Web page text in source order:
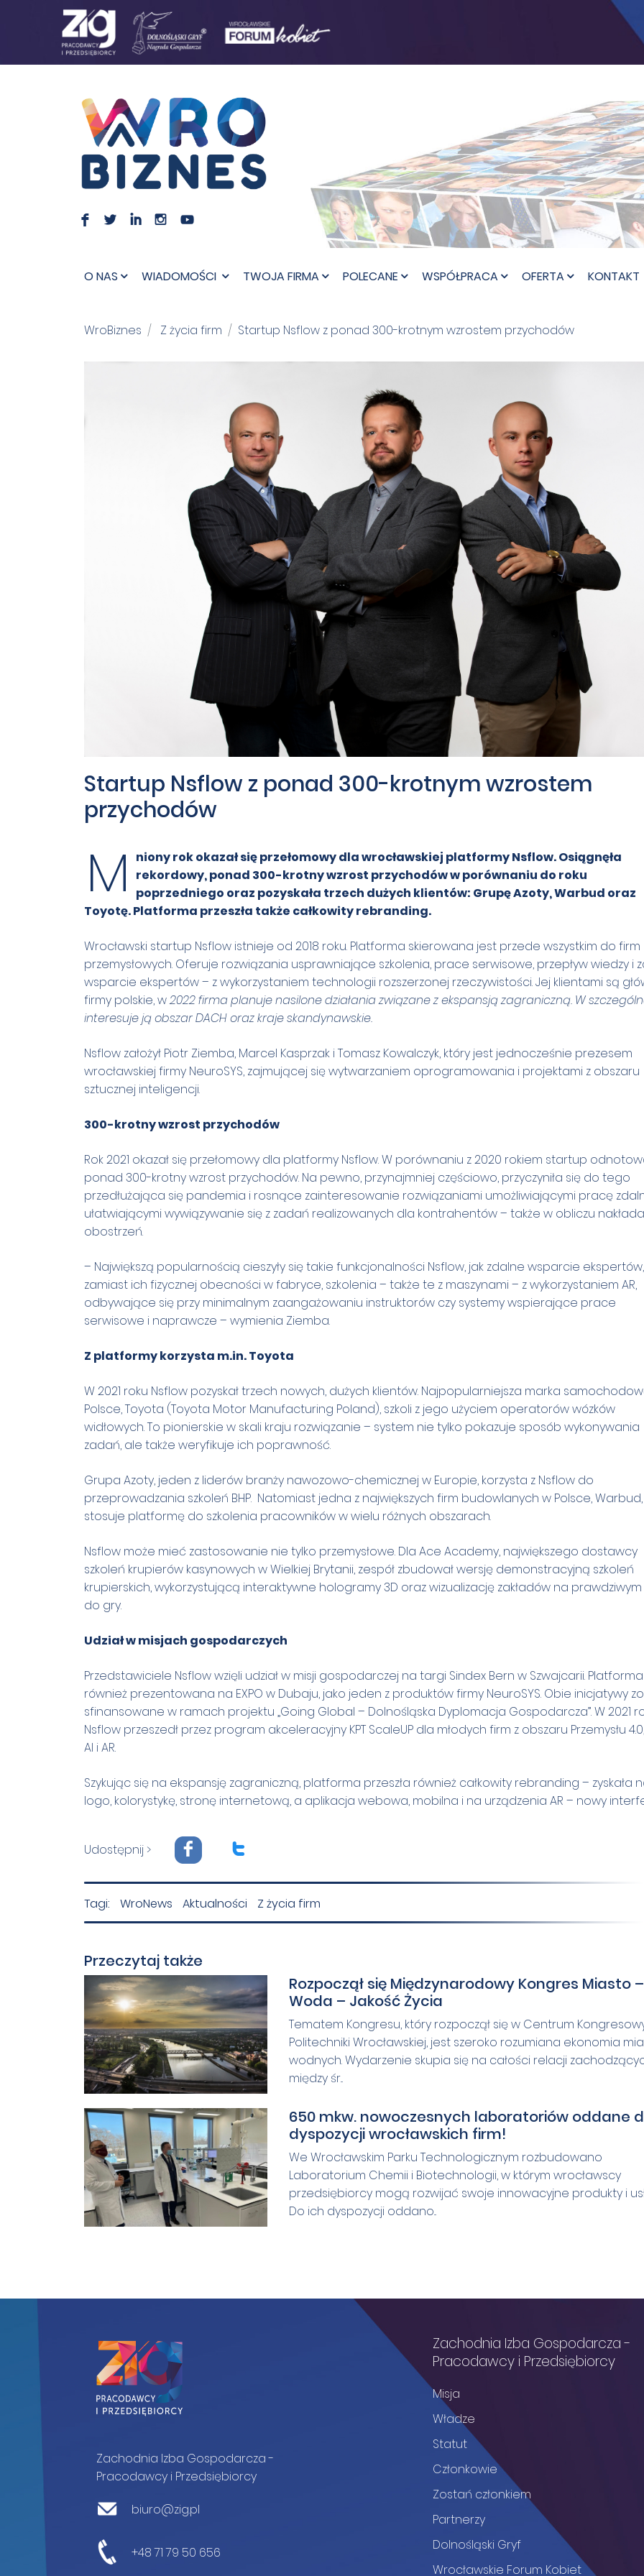
F L I I
O NAS WIADOMOŚCI TWOJA FIRMA POLECANE WSPÓŁPRACA OFERTA KONTAKT
WroBiznes Z życia firm Startup Nsflow z ponad 300-krotnym wzrostem przychodów
Startup Nsflow z ponad 300-krotnym wzrostem
przychodów
M
niony rok okazał się przełomowy dla wrocławskiej platformy Nsflow. Osiągnęła
rekordowy, ponad 300-krotny wzrost przychodów w porównaniu do roku
poprzedniego oraz pozyskała trzech dużych klientów: Grupę Azoty, Warbud oraz
Toyotę. Platforma przeszła także całkowity rebranding.
Wrocławski startup Nsflow istnieje od 2018 roku. Platforma skierowana jest przede wszystkim do firm
przemysłowych. Oferuje rozwiązania usprawniające szkolenia, prace serwisowe, przepływ wiedzy i
wsparcie ekspertów – z wykorzystaniem technologii rozszerzonej rzeczywistości. Jej klientami są
firmy polskie, w2022 firma planuje nasilone działania związane z ekspansją zagraniczną. W
interesuje ją obszar DACH oraz kraje skandynawskie.
Nsflow założył Piotr Ziemba, Marcel Kasprzak i Tomasz Kowalczyk, który jest jednocześnie prezesem
wrocławskiej firmy NeuroSYS, zajmującej się wytwarzaniem oprogramowania i projektami z obszaru
sztucznej inteligencji.
300-krotny wzrost przychodów
Rok 2021 okazał się przełomowy dla platformy Nsflow. W porównaniu z 2020 rokiem startup
ponad 300-krotny wzrost przychodów. Na pewno, przynajmniej częściowo, przyczyniła się do tego
przedłużająca się pandemia i rosnące zainteresowanie rozwiązaniami umożliwiającymi pracę
ułatwiającymi wywiązywanie się z zadań realizowanych dla kontrahentów – także w obliczu
obostrzeń.
– Największą popularnością cieszyły się takie funkcjonalności Nsflow, jak zdalne wsparcie ekspertów,
zamiast ich fizycznej obecności w fabryce, szkolenia – także te z maszynami – z wykorzystaniem AR,
odbywające się przy minimalnym zaangażowaniu instruktorów czy systemy wspierające prace
serwisowe i naprawcze – wymienia Ziemba.
Z platformy korzysta m.in. Toyota
W 2021 roku Nsflow pozyskał trzech nowych, dużych klientów. Najpopularniejsza marka
Polsce, Toyota (Toyota Motor Manufacturing Poland), szkoli z jego użyciem operatorów wózków
widłowych. To pionierskie w skali kraju rozwiązanie – system nie tylko pokazuje sposób wykonywania
zadań, ale także weryfikuje ich poprawność.
Grupa Azoty, jeden z liderów branży nawozowo-chemicznej w Europie, korzysta z Nsflow do
przeprowadzania szkoleń BHP. Natomiast jedna z największych firm budowlanych w Polsce, Warbud,
stosuje platformę do szkolenia pracowników w wielu różnych obszarach.
Nsflow może mieć zastosowanie nie tylko przemysłowe. Dla Ace Academy, największego dostawcy
szkoleń krupierów kasynowych w Wielkiej Brytanii, zespół zbudował wersję demonstracyjną szkoleń
krupierskich, wykorzystującą interaktywne hologramy 3D oraz wizualizację zakładów na
do gry.
Udział w misjach gospodarczych
Przedstawiciele Nsflow wzięli udział w misji gospodarczej na targi Sindex Bern w Szwajcarii. Platforma
również prezentowana na EXPO w Dubaju, jako jeden z produktów firmy NeuroSYS. Obie inicjatywy
sfinansowane w ramach projektu „Going Global – Dolnośląska Dyplomacja Gospodarcza”. W 2021
Nsflow przeszedł przez program akceleracyjny KPT ScaleUP dla młodych firm z obszaru Przemysłu 4.0,
AI i AR.
Szykując się na ekspansję zagraniczną, platforma przeszła również całkowity rebranding – zyskała
logo, kolorystykę, stronę internetową, a aplikacja webowa, mobilna i na urządzenia AR – nowy
Udostępnij > F T
Tagi: WroNews Aktualności Z życia firm
Przeczytaj także
Rozpoczął się Międzynarodowy Kongres Miasto –
Woda – Jakość Życia
Tematem Kongresu, który rozpoczął się w Centrum
Politechniki Wrocławskiej, jest szeroko rozumiana ekonomia
wodnych. Wydarzenie skupia się na całości relacji
między śr...
650 mkw. nowoczesnych laboratoriów oddane
dyspozycji wrocławskich firm!
We Wrocławskim Parku Technologicznym rozbudowano
Laboratorium Chemii i Biotechnologii, w którym wrocławscy
przedsiębiorcy mogą rozwijać swoje innowacyjne produkty i
Do ich dyspozycji oddano...
Zachodnia Izba Gospodarcza -
Pracodawcy i Przedsiębiorcy
biuro@zig.pl
+48 71 79 50 656
Zachodnia Izba Gospodarcza -
Pracodawcy i Przedsiębiorcy
Misja
Władze
Statut
Członkowie
Zostań członkiem
Partnerzy
Dolnośląski Gryf
Wrocławskie Forum Kobiet